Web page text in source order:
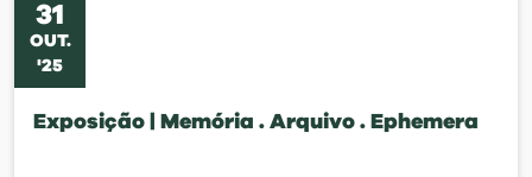
31
OUT.
'25
Exposição | Memória . Arquivo . Ephemera